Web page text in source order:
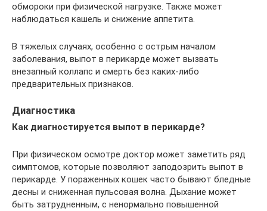
обмороки при физической нагрузке. Также может
наблюдаться кашель и снижение аппетита.
В тяжелых случаях, особенно с острым началом
заболевания, выпот в перикарде может вызвать
внезапный коллапс и смерть без каких-либо
предварительных признаков.
Диагностика
Как диагностируется выпот в перикарде?
При физическом осмотре доктор может заметить ряд
симптомов, которые позволяют заподозрить выпот в
перикарде. У пораженных кошек часто бывают бледные
десны и сниженная пульсовая волна. Дыхание может
быть затрудненным, с ненормально повышенной